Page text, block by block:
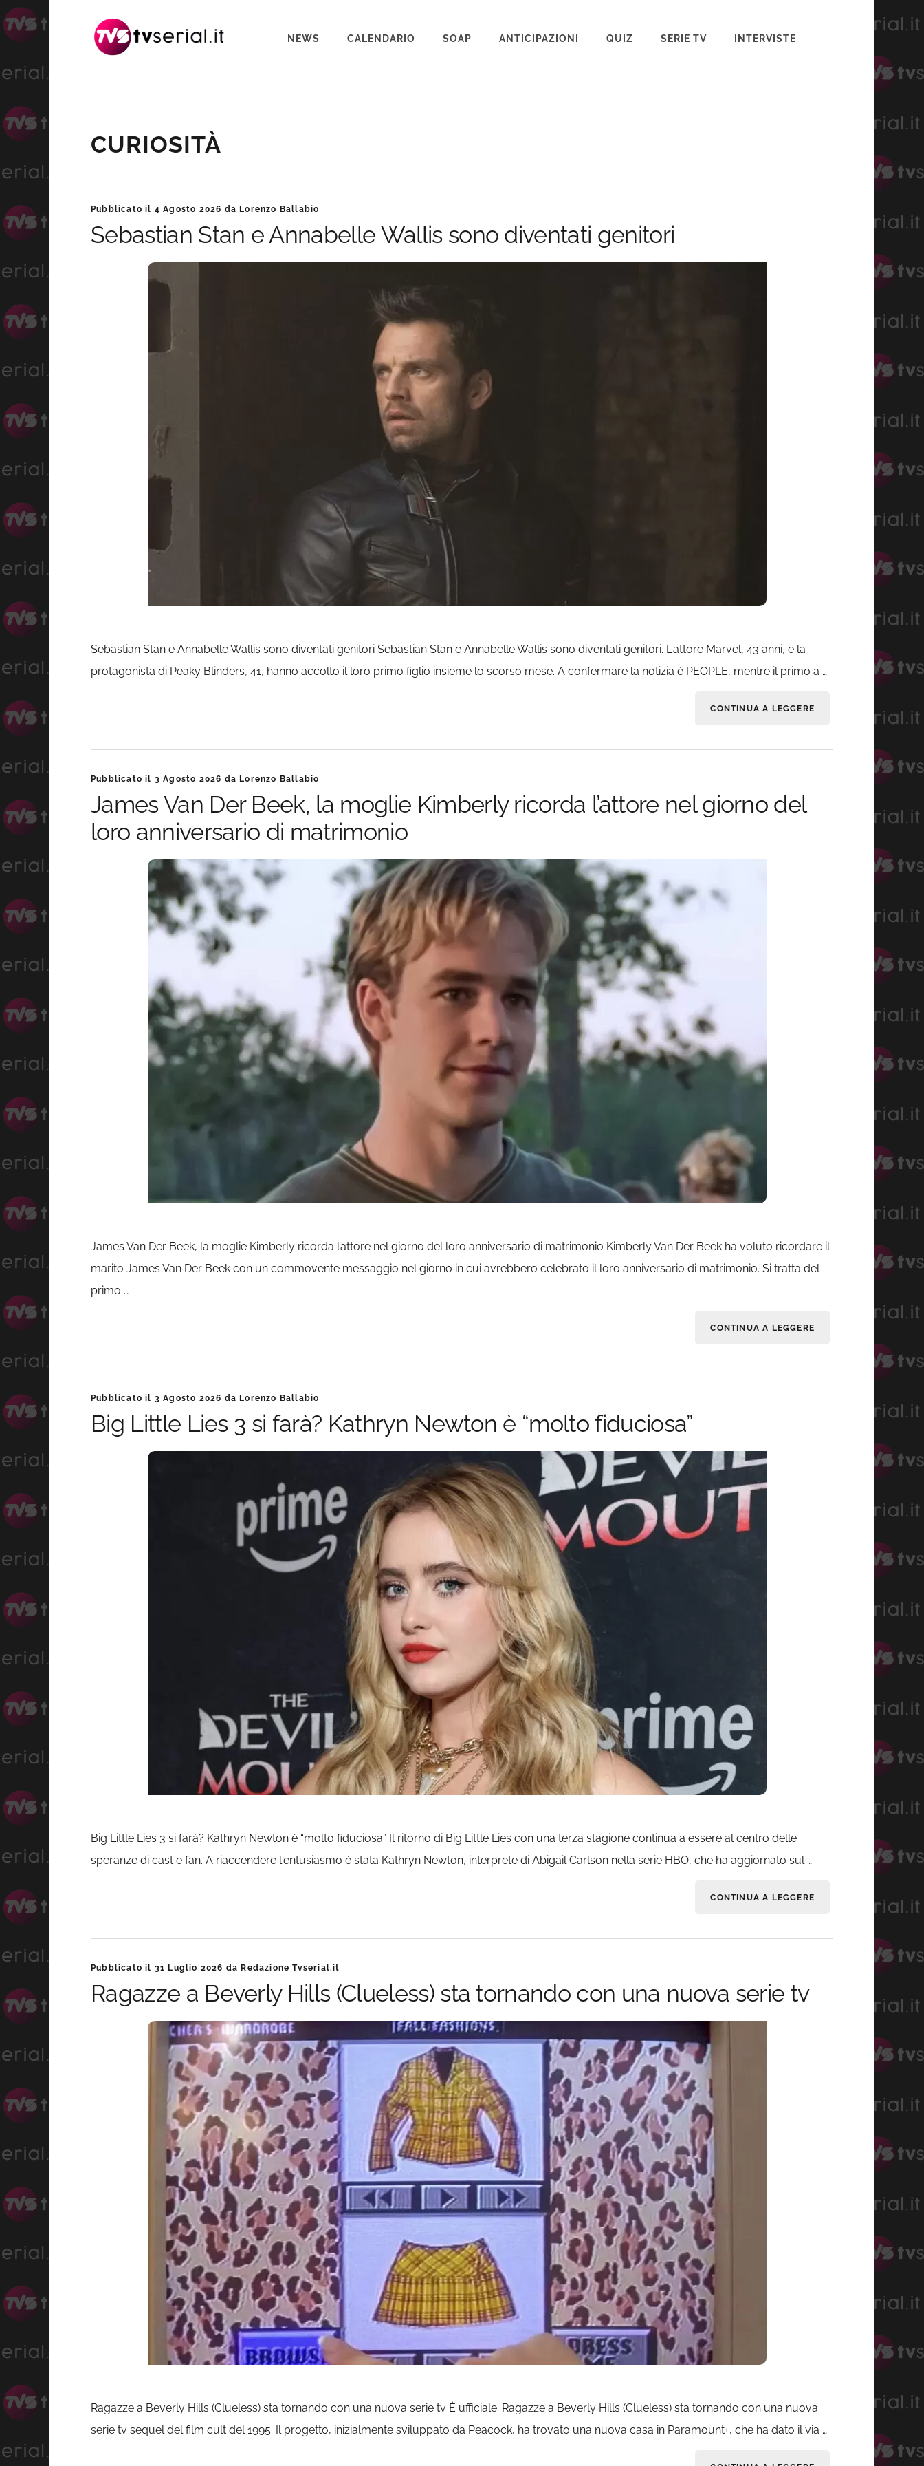
navigazione
contenuto
NEWS CALENDARIO SOAP ANTICIPAZIONI QUIZ SERIE TV INTERVISTE
CURIOSITÀ
Pubblicato il 4 Agosto 2026 da Lorenzo Ballabio
Sebastian Stan e Annabelle Wallis sono diventati genitori
Sebastian Stan e Annabelle Wallis sono diventati genitori Sebastian Stan e Annabelle Wallis sono diventati genitori. L'attore Marvel, 43 anni, e la
protagonista di Peaky Blinders, 41, hanno accolto il loro primo figlio insieme lo scorso mese. A confermare la notizia è PEOPLE, mentre il primo a …
CONTINUA A LEGGERE
Pubblicato il 3 Agosto 2026 da Lorenzo Ballabio
James Van Der Beek, la moglie Kimberly ricorda l’attore nel giorno del
loro anniversario di matrimonio
James Van Der Beek, la moglie Kimberly ricorda l’attore nel giorno del loro anniversario di matrimonio Kimberly Van Der Beek ha voluto ricordare il
marito James Van Der Beek con un commovente messaggio nel giorno in cui avrebbero celebrato il loro anniversario di matrimonio. Si tratta del
primo …
CONTINUA A LEGGERE
Pubblicato il 3 Agosto 2026 da Lorenzo Ballabio
Big Little Lies 3 si farà? Kathryn Newton è “molto fiduciosa”
Big Little Lies 3 si farà? Kathryn Newton è “molto fiduciosa” Il ritorno di Big Little Lies con una terza stagione continua a essere al centro delle
speranze di cast e fan. A riaccendere l'entusiasmo è stata Kathryn Newton, interprete di Abigail Carlson nella serie HBO, che ha aggiornato sul …
CONTINUA A LEGGERE
Pubblicato il 31 Luglio 2026 da Redazione Tvserial.it
Ragazze a Beverly Hills (Clueless) sta tornando con una nuova serie tv
Ragazze a Beverly Hills (Clueless) sta tornando con una nuova serie tv È ufficiale: Ragazze a Beverly Hills (Clueless) sta tornando con una nuova
serie tv sequel del film cult del 1995. Il progetto, inizialmente sviluppato da Peacock, ha trovato una nuova casa in Paramount+, che ha dato il via …
Barra
laterale
primaria